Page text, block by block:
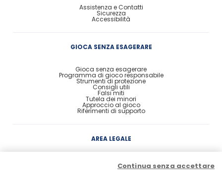
Assistenza e Contatti
Sicurezza
Accessibilità
GIOCA SENZA ESAGERARE
Gioca senza esagerare
Programma di gioco responsabile
Strumenti di protezione
Consigli utili
Falsi miti
Tutela dei minori
Approccio al gioco
Riferimenti di supporto
AREA LEGALE
Contratto di Conto GiocoContinua senza accettare